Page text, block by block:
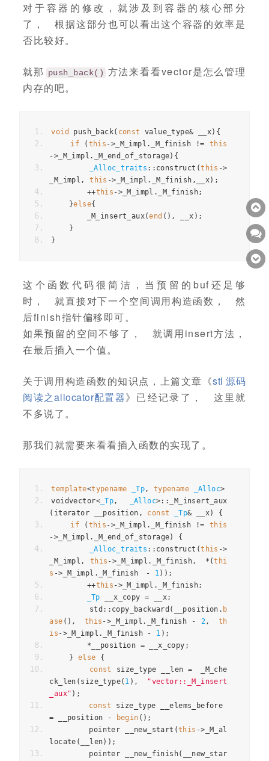
对于容器的修改，就涉及到容器的核心部分
了， 根据这部分也可以看出这个容器的效率是
否比较好。
就那 push_back() 方法来看看vector是怎么管理
内存的吧。
void push_back( const value_type& __x){
if
( this -> _M_impl . _M_finish !=
this
-> _M_impl . _M_end_of_storage){
_Alloc_traits :: construct (this ->
_M_impl , this -> _M_impl . _M_finish , __x);
++this ->_M_impl . _M_finish;
}else{
        _M_insert_aux
(end (), __x );
}
}
这个函数代码很简洁，当预留的buf还足够
时， 就直接对下一个空间调用构造函数， 然
后finish指针偏移即可。
如果预留的空间不够了， 就调用insert方法，
在最后插入一个值。
关于调用构造函数的知识点，上篇文章《stl 源码
阅读之allocator配置器》已经记录了， 这里就
不多说了。
那我们就需要来看看插入函数的实现了。
template<typename _Tp, typename _Alloc>
voidvector<_Tp, _Alloc>::
_M_insert_aux
( iterator __position , const _Tp& __x)
{
if
( this -> _M_impl . _M_finish !=
this
-> _M_impl . _M_end_of_storage)
{
_Alloc_traits :: construct (this ->
_M_impl , this -> _M_impl . _M_finish,　*(thi
s -> _M_impl . _M_finish - 1));
++this ->_M_impl . _M_finish;
_Tp __x_copy = __x;
        std
:: copy_backward ( __position . b
ase (), this -> _M_impl . _M_finish - 2, th
is -> _M_impl . _M_finish - 1 );
* __position = __x_copy ;
}
else
{
const
size_type __len =
_M_che
ck_len ( size_type( 1 ),
"vector::_M_insert
_aux" );
const
= __position - begin ();
        pointer __new_start
(this -> _M_al
locate ( __len));
        pointer __new_finish
(
__new_star